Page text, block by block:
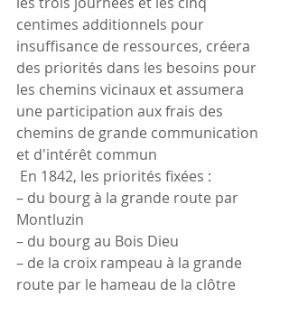
centimes additionnels pour
insuffisance de ressources, créera
des priorités dans les besoins pour
les chemins vicinaux et assumera
une participation aux frais des
chemins de grande communication
et d'intérêt commun
En 1842, les priorités fixées :
– du bourg à la grande route par
Montluzin
– du bourg au Bois Dieu
– de la croix rampeau à la grande
route par le hameau de la clôtre